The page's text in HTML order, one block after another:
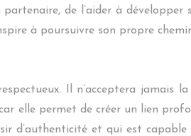
de l’aider à
à poursuivre son propre
Il n’acceptera jamais
elle permet de créer un lien
d’authenticité et qui est